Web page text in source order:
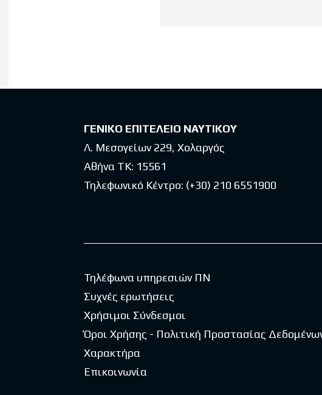
ΓΕΝΙΚΟ ΕΠΙΤΕΛΕΙΟ ΝΑΥΤΙΚΟΥ
Λ. Μεσογείων 229, Χολαργός
Αθήνα ΤΚ: 15561
Τηλεφωνικό Κέντρο: (+30) 210 6551900
Τηλέφωνα υπηρεσιών ΠΝ
Συχνές ερωτήσεις
Χρήσιμοι Σύνδεσμοι
Όροι Χρήσης - Πολιτική Προστασίας
Χαρακτήρα
Επικοινωνία